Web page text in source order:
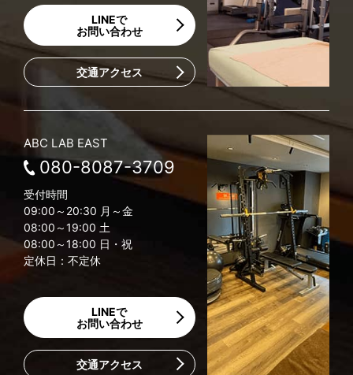
LINEで
お問い合わせ
交通アクセス
ABC LAB EAST
080-8087-3709
受付時間
09:00～20:30 月～金
08:00～19:00 土
08:00～18:00 日・祝
定休日：不定休
LINEで
お問い合わせ
交通アクセス